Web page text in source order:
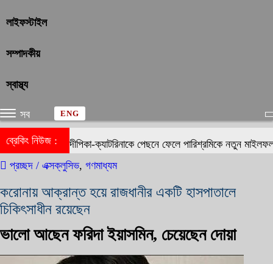
লাইফস্টাইল
সম্পাদকীয়
স্বাস্থ্য
সব ENG
ব্রেকিং নিউজ :দীপিকা-ক্যাটরিনাকে পেছনে ফেলে পারিশ্রমিকে নতুন মাইলফলক
প্রচ্ছদ / এক্সক্লুসিভ, গণমাধ্যম
করোনায় আক্রান্ত হয়ে রাজধানীর একটি হাসপাতালে
চিকিৎসাধীন রয়েছেন
ভালো আছেন ফরিদা ইয়াসমিন, চেয়েছেন দোয়া